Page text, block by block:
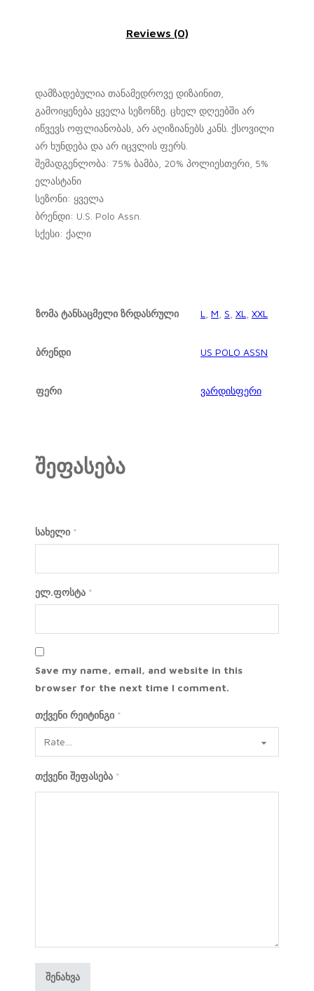
Reviews (0)
დამზადებულია თანამედროვე დიზაინით,
გამოიყენება ყველა სეზონზე. ცხელ დღეებში არ
იწვევს ოფლიანობას, არ აღიზიანებს კანს. ქსოვილი
არ ხუნდება და არ იცვლის ფერს.
შემადგენლობა: 75% ბამბა, 20% პოლიესთერი, 5%
ელასტანი
სეზონი: ყველა
ბრენდი: U.S. Polo Assn.
სქესი: ქალი
ზომა ტანსაცმელი ზრდასრული L M S XL XXL
ბრენდი US POLO ASSN
ფერი ვარდისფერი
შეფასება
სახელი *
ელ.ფოსტა *
Save my name, email, and website in this
browser for the next time I comment.
თქვენი რეიტინგი *
თქვენი შეფასება *